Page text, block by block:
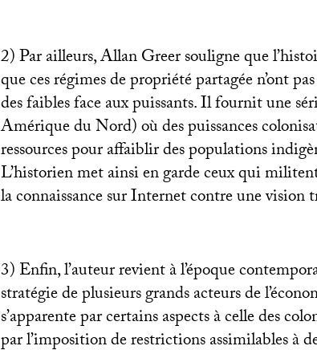
2) Par ailleurs, Allan Greer souligne que
que ces régimes de propriété partagée n’ont
des faibles face aux puissants. Il fournit une
Amérique du Nord) où des puissances
ressources pour affaiblir des populations
L’historien met ainsi en garde ceux qui
la connaissance sur Internet contre une vision
3) Enfin, l’auteur revient à l’époque
stratégie de plusieurs grands acteurs de
s’apparente par certains aspects à celle des
par l’imposition de restrictions assimilables à